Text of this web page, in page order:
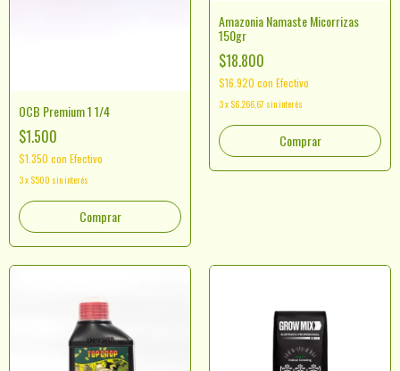
OCB Premium 1 1/4
$1.500
$1.350 con Efectivo
3x $500 sin interés
Amazonia Namaste Micorrizas
150gr
$18.800
$16.920 con Efectivo
3x $6.266,67 sin interés